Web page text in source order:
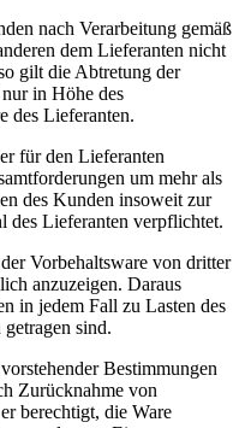
nach Verarbeitung gemäß
dem Lieferanten nicht
gilt die Abtretung der
in Höhe des
des Lieferanten.
für den Lieferanten
um mehr als
des Kunden insoweit zur
des Lieferanten verpflichtet.
Vorbehaltsware von dritter
anzuzeigen. Daraus
in jedem Fall zu Lasten des
sind.
Bestimmungen
Zurücknahme von
berechtigt, die Ware